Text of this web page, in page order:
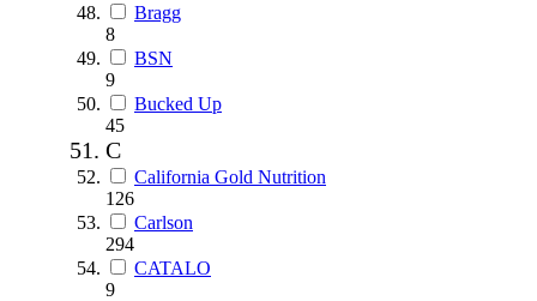
Bragg
8
BSN
9
Bucked Up
45
C
California Gold Nutrition
126
Carlson
294
CATALO
9